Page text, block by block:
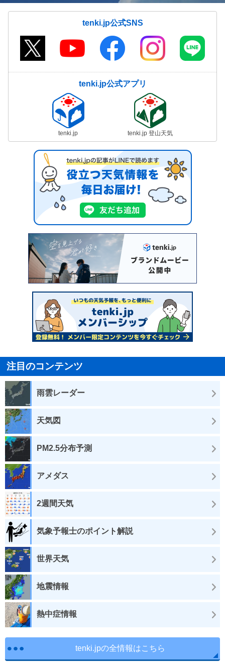
tenki.jp公式SNS
tenki.jp公式アプリ
tenki.jp tenki.jp 登山天気
注目のコンテンツ
雨雲レーダー
天気図
PM2.5分布予測
アメダス
2週間天気
気象予報士のポイント解説
世界天気
地震情報
熱中症情報
tenki.jpの全情報はこちら